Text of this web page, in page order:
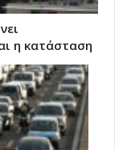
η κατάσταση